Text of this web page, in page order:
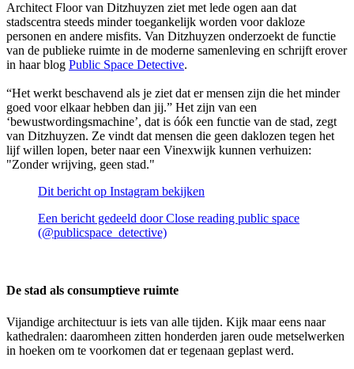
Architect Floor van Ditzhuyzen ziet met lede ogen aan dat
stadscentra steeds minder toegankelijk worden voor dakloze
personen en andere misfits. Van Ditzhuyzen onderzoekt de functie
van de publieke ruimte in de moderne samenleving en schrijft erover
in haar blog Public Space Detective.
“Het werkt beschavend als je ziet dat er mensen zijn die het minder
goed voor elkaar hebben dan jij.” Het zijn van een
‘bewustwordingsmachine’, dat is óók een functie van de stad, zegt
van Ditzhuyzen. Ze vindt dat mensen die geen daklozen tegen het
lijf willen lopen, beter naar een Vinexwijk kunnen verhuizen:
"Zonder wrijving, geen stad."
Dit bericht op Instagram bekijken
Een bericht gedeeld door Close reading public space
(@publicspace_detective)
De stad als consumptieve ruimte
Vijandige architectuur is iets van alle tijden. Kijk maar eens naar
kathedralen: daaromheen zitten honderden jaren oude metselwerken
in hoeken om te voorkomen dat er tegenaan geplast werd.